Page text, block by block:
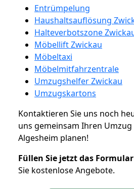
Entrümpelung
Haushaltsauflösung
Halteverbotszone
Möbellift Zwickau
Möbeltaxi
Möbelmitfahrzentrale
Umzugshelfer Zwickau
Umzugskartons
Kontaktieren Sie uns noch
uns gemeinsam Ihren Umzug
Algesheim planen!
Füllen Sie jetzt das
Sie kostenlose Angebote.